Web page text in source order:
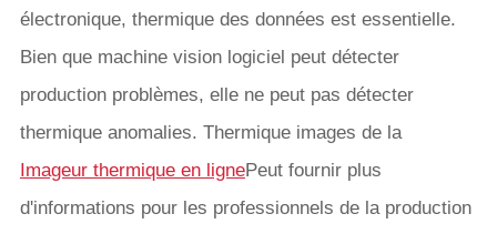
électronique, thermique des données est essentielle.
Bien que machine vision logiciel peut détecter
production problèmes, elle ne peut pas détecter
thermique anomalies. Thermique images de la
Imageur thermique en lignePeut fournir plus
d'informations pour les professionnels de la production